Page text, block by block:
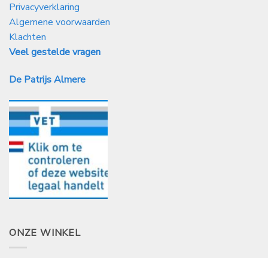
Privacyverklaring
Algemene voorwaarden
Klachten
Veel gestelde vragen
De Patrijs Almere
ONZE WINKEL